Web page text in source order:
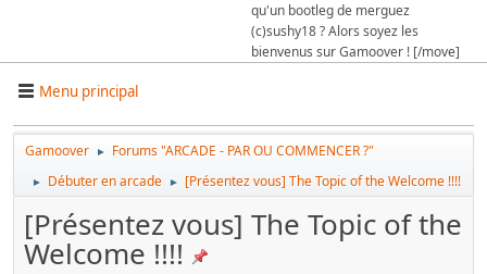
qu'un bootleg de merguez
(c)sushy18 ? Alors soyez les
bienvenus sur Gamoover ! [/move]
Menu principal
Gamoover ► Forums "ARCADE - PAR OU COMMENCER ?"
► Débuter en arcade ► [Présentez vous] The Topic of the Welcome !!!!
[Présentez vous] The Topic of the
Welcome !!!!